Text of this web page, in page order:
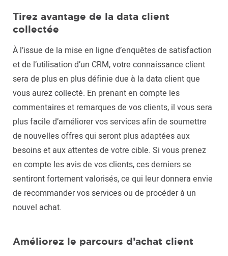
Tirez avantage de la data client
collectée
À l’issue de la mise en ligne d’enquêtes de satisfaction
et de l’utilisation d’un CRM, votre connaissance client
sera de plus en plus définie due à la data client que
vous aurez collecté. En prenant en compte les
commentaires et remarques de vos clients, il vous sera
plus facile d’améliorer vos services afin de soumettre
de nouvelles offres qui seront plus adaptées aux
besoins et aux attentes de votre cible. Si vous prenez
en compte les avis de vos clients, ces derniers se
sentiront fortement valorisés, ce qui leur donnera envie
de recommander vos services ou de procéder à un
nouvel achat.
Améliorez le parcours d’achat client